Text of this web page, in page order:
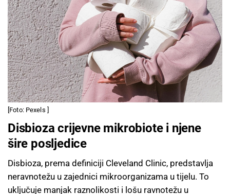
[Foto: Pexels ]
Disbioza crijevne mikrobiote i njene
šire posljedice
Disbioza, prema definiciji Cleveland Clinic, predstavlja
neravnotežu u zajednici mikroorganizama u tijelu. To
uključuje manjak raznolikosti i lošu ravnotežu u